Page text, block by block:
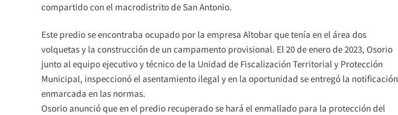
compartido con el macrodistrito de San Antonio.
Este predio se encontraba ocupado por la empresa Altobar que tenía en el área dos
volquetas y la construcción de un campamento provisional. El 20 de enero de 2023, Osorio
junto al equipo ejecutivo y técnico de la Unidad de Fiscalización Territorial y Protección
Municipal, inspeccionó el asentamiento ilegal y en la oportunidad se entregó la notificación
enmarcada en las normas.
Osorio anunció que en el predio recuperado se hará el enmallado para la protección del